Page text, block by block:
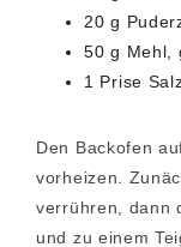
20 g
50 g Mehl,
1 Prise
Den Backofen
vorheizen.
verrühren, dann
und zu einem